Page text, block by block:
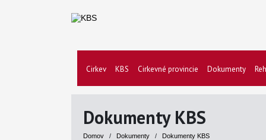
Cirkev KBS Cirkevné provincie Dokumenty
Dokumenty KBS
Domov / Dokumenty / Dokumenty KBS